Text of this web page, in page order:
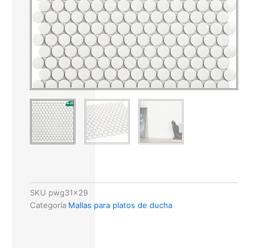
SKU pwg31x29
Categoría Mallas para platos de ducha